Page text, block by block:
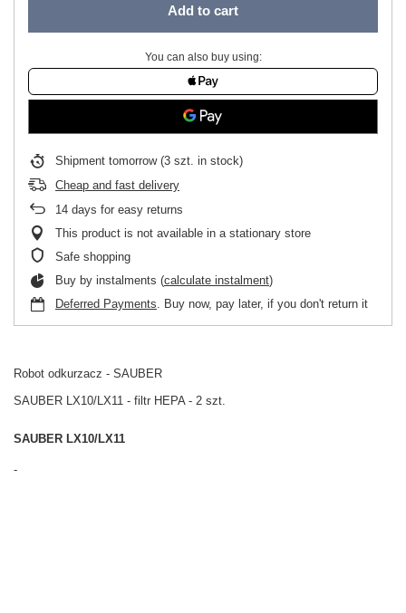
Add to cart
You can also buy using:
Shipment tomorrow (3 szt. in stock)
Cheap and fast delivery
14 days for easy returns
This product is not available in a stationary store
Safe shopping
Buy by instalments (calculate instalment)
Deferred Payments. Buy now, pay later, if you don't return it
Robot odkurzacz - SAUBER
SAUBER LX10/LX11 - filtr HEPA - 2 szt.
SAUBER LX10/LX11
-